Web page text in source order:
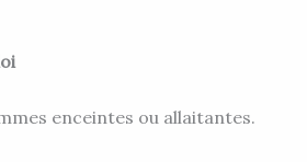
enceintes ou allaitantes.